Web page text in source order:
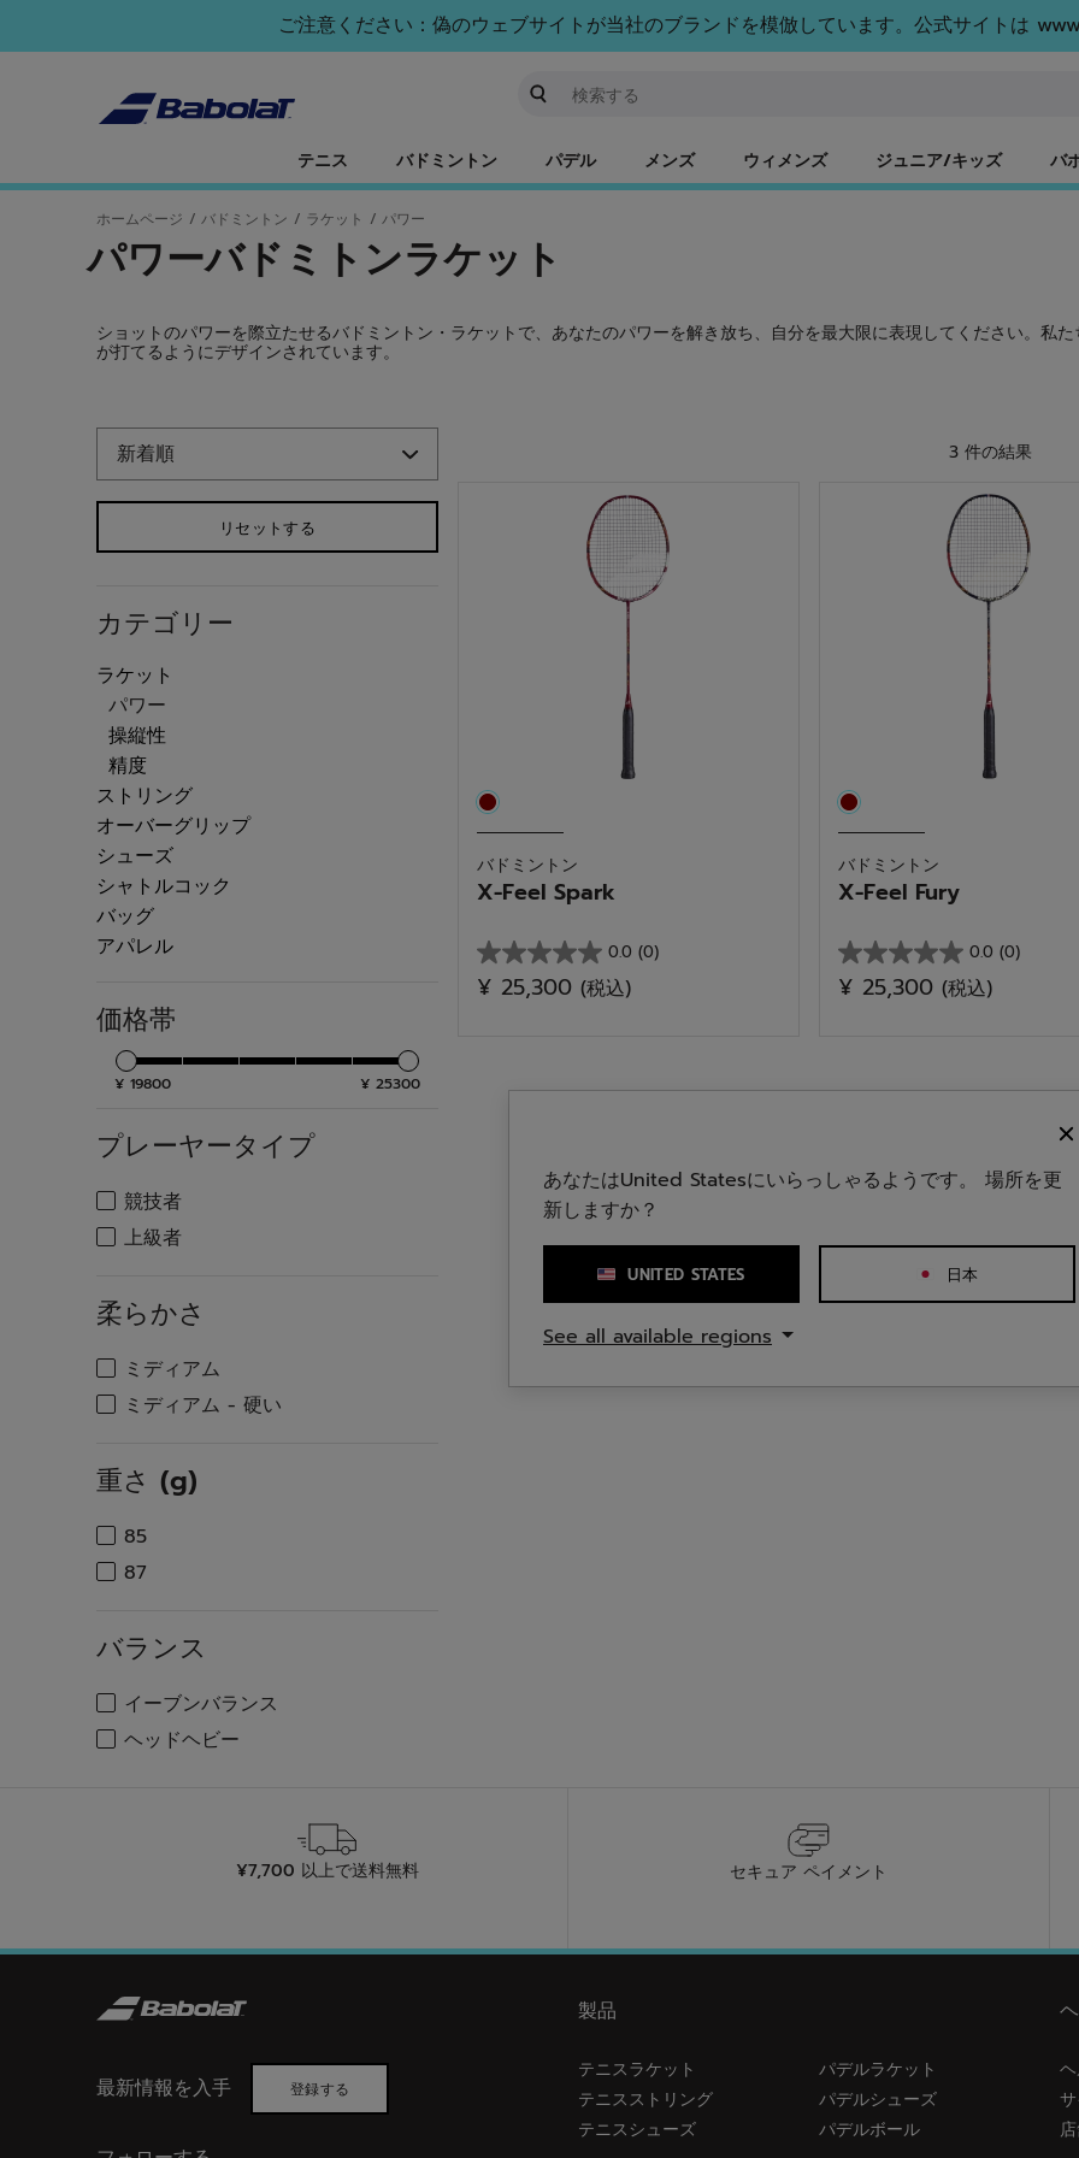
ご注意ください：偽のウェブサイトが当社のブランドを模倣しています。公式サイトは
テニス バドミントン パデル メンズ ウィメンズ ジュニア/キッズ バ
ホームページ / バドミントン / ラケット / パワー
パワーバドミトンラケット
ショットのパワーを際立たせるバドミントン・ラケットで、あなたのパワーを解き放ち、自分を最大限に表現してください。私
が打てるようにデザインされています。
商品へスキップ
3 件の結果
リセットする
カテゴリー
ラケット
カテゴリーで絞り込み: ラケット
パワー
操縦性
カテゴリーで絞り込み: 操縦性
精度
カテゴリーで絞り込み: 精度
ストリング
カテゴリーで絞り込み: ストリング
オーバーグリップ
カテゴリーで絞り込み: オーバーグリップ
シューズ
カテゴリーで絞り込み: シューズ
シャトルコック
カテゴリーで絞り込み: シャトルコック
バッグ
カテゴリーで絞り込み: バッグ
アパレル
価格帯
¥ 19800 ¥ 25300
プレーヤータイプ
検索する
競技者
プレーヤータイプで絞り込み: 競技者
検索する
上級者
柔らかさ
検索する
ミディアム
柔らかさで絞り込み: ミディアム
検索する
ミディアム - 硬い
重さ (g)
検索する
85
重さ (g)で絞り込み: 85
検索する
87
バランス
検索する
イーブンバランス
バランスで絞り込み: イーブンバランス
検索する
ヘッドヘビー
バドミントン
X-Feel Spark
0.0 (0)
星
0.0
¥ 25,300 (税込)
バドミントン
X-Feel Fury
0.0 (0)
星
0.0
個
¥ 25,300 (税込)
¥7,700 以上で送料無料 セキュア ペイメント
最新情報を入手 登録する
製品
テニスラケット
テニスストリング
テニスシューズ
パデルラケット
パデルシューズ
パデルボール
あなたはUnited Statesにいらっしゃるようです。 場所を更
新しますか？
UNITED STATES 日本
See all available regions